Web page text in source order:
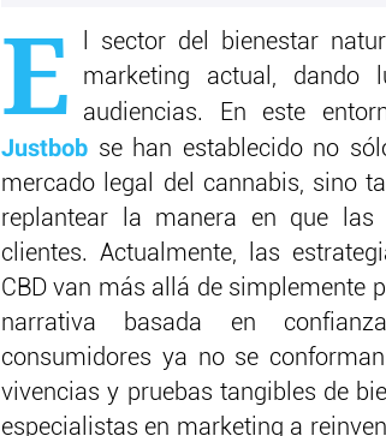
E
l sector del bienestar
marketing actual, dando
audiencias. En este
Justbob se han establecido no
mercado legal del cannabis, sino
replantear la manera en que las
clientes. Actualmente, las
CBD van más allá de simplemente
narrativa basada en
consumidores ya no se
vivencias y pruebas tangibles de
especialistas en marketing a